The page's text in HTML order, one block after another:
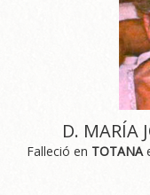
D. MARÍA
Falleció en TOTANA